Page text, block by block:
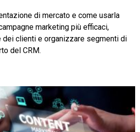
di mercato e come usarla
marketing più efficaci,
clienti e organizzare segmenti di
del CRM.